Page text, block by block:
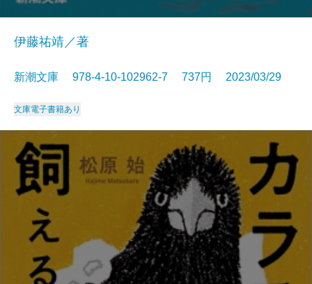
伊藤祐靖／著
新潮文庫 978-4-10-102962-7 737円 2023/03/29
文庫電子書籍あり